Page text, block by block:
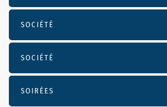
SOCIÉTÉ
SOCIÉTÉ
SOIRÉES